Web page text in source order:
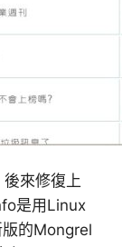
來修復上
是用Linux
的Mongrel